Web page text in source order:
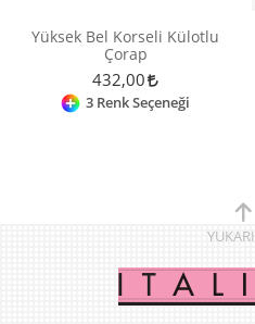
Yüksek Bel Korseli Külotlu
Çorap
432,00
3 Renk Seçeneği
YUKARI